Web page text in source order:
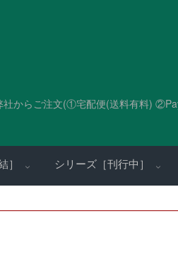
からご注文(①宅配便(送料有料)
］ シリーズ［刊行中］